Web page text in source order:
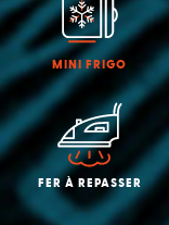
MINI FRIGO
FER À REPASSER